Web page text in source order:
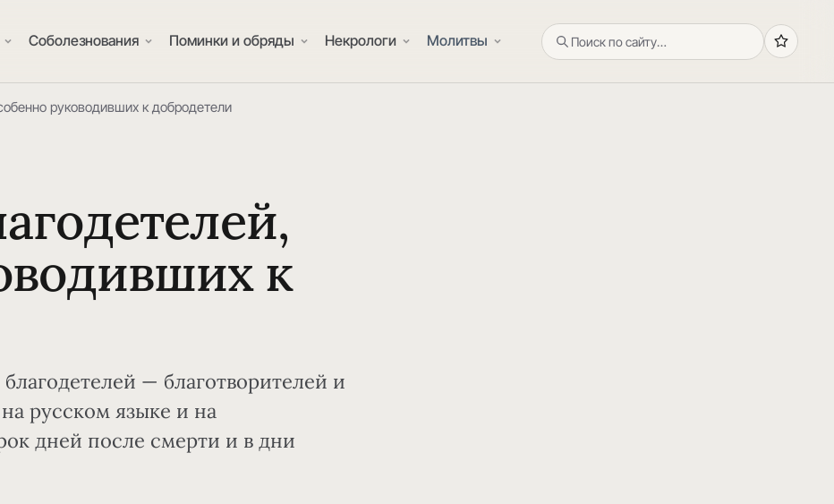
Соболезнования Поминки и обряды Некрологи Молитвы
руководивших к добродетели
к
— благотворителей и
русском языке и на
дней после смерти и в дни